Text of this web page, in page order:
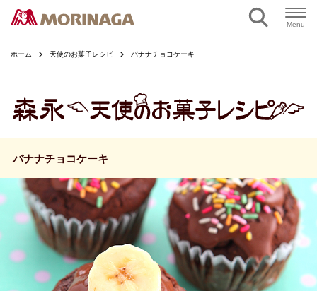
Menu
ホーム 天使のお菓子レシピ バナナチョコケーキ
バナナチョコケーキ